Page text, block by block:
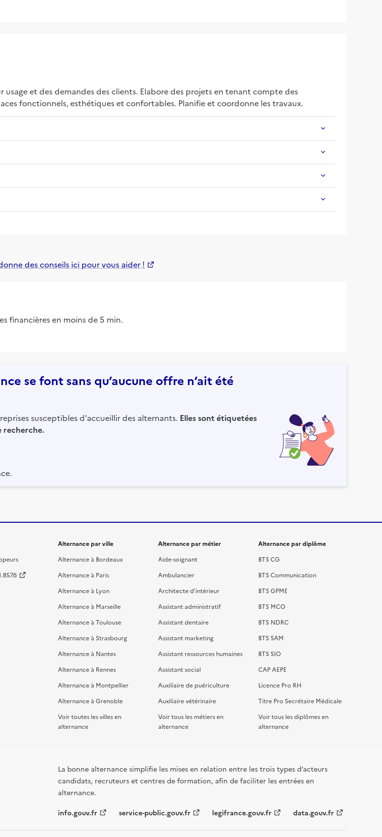
et des demandes des clients. Elabore des projets en tenant compte des
fonctionnels, esthétiques et confortables. Planifie et coordonne les travaux.
des conseils ici pour vous aider !
financières en moins de 5 min.
se font sans qu’aucune offre n’ait été
susceptibles d'accueillir des alternants. Elles sont étiquetées
recherche.
Alternance par ville
Alternance à Bordeaux
Alternance à Paris
Alternance à Lyon
Alternance à Marseille
Alternance à Toulouse
Alternance à Strasbourg
Alternance à Nantes
Alternance à Rennes
Alternance à Montpellier
Alternance à Grenoble
Voir toutes les villes en
alternance
Alternance par métier
Aide-soignant
Ambulancier
Architecte d'intérieur
Assistant administratif
Assistant dentaire
Assistant marketing
Assistant ressources humaines
Assistant social
Auxiliaire de puériculture
Auxiliaire vétérinaire
Voir tous les métiers en
alternance
Alternance par diplôme
BTS CG
BTS Communication
BTS GPME
BTS MCO
BTS NDRC
BTS SAM
BTS SIO
CAP AEPE
Licence Pro RH
Titre Pro Secrétaire Médicale
Voir tous les diplômes en
alternance
La bonne alternance simplifie les mises en relation entre les trois types d’acteurs
candidats, recruteurs et centres de formation, afin de faciliter les entrées en
alternance.
info.gouv.fr service-public.gouv.fr legifrance.gouv.fr data.gouv.fr